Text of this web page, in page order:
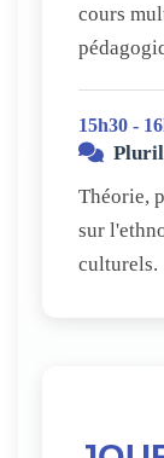
cours
15h30 -
Théorie,
sur
culturels.